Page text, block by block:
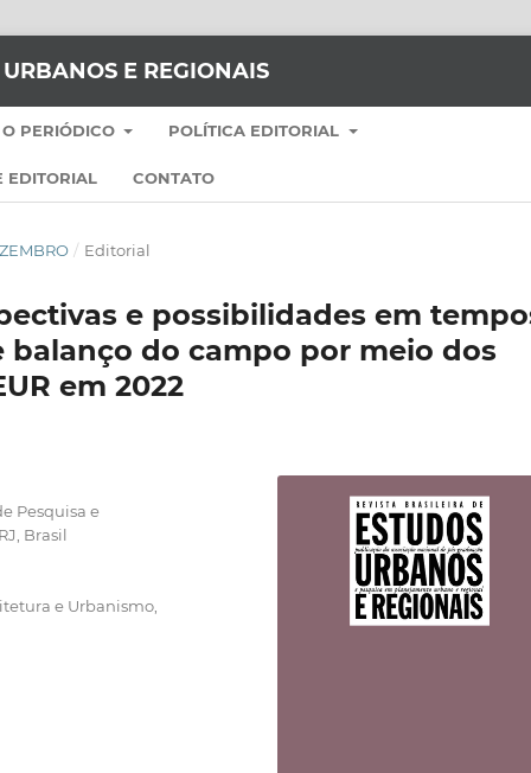
E REGIONAIS
PERIÓDICO POLÍTICA EDITORIAL
EDITORIAL CONTATO
/ Editorial
e possibilidades em
do campo por meio dos
em 2022
Pesquisa e
Brasil
e Urbanismo,